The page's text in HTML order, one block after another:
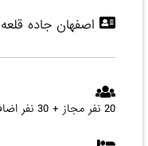
اصفهان جاده
20 نفر مجاز + 30 نفر اضافه